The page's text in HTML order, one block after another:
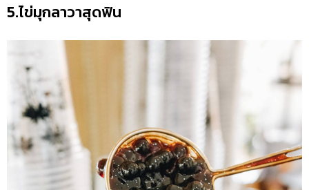
5.ไข่มุกลาวาสุดฟิน